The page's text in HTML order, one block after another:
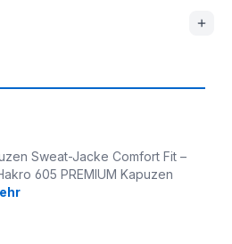
Sweat-Jacke Comfort Fit –
605 PREMIUM Kapuzen